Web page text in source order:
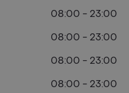
08:00 - 23:00
08:00 - 23:00
08:00 - 23:00
08:00 - 23:00